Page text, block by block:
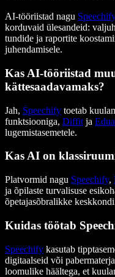
AI-tööriistad nagu
korduvaid ülesandeid:
tundide ja raportite
juhendamisele.
Kas AI-tööriistad
kättesaadavamaks?
Jah, Speechify toetab
funktsiooniga, Diffit ja
lugemistasemetele.
Kas AI on
Platvormid nagu Speechify,
ja õpilaste turvalisuse
õpetajasõbralikke
Kuidas töötab
Speechify kasutab
digitaalseid või
loomulike häältega, et